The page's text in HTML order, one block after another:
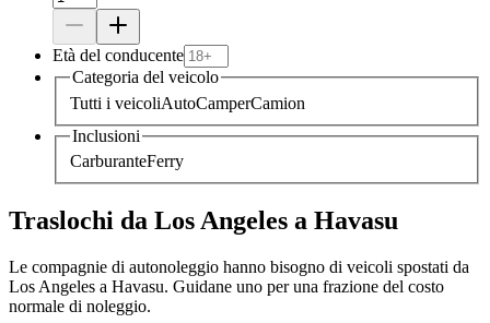
Età del conducente
Categoria del veicolo
Tutti i veicoliAutoCamperCamion
Inclusioni
CarburanteFerry
Traslochi da Los Angeles a Havasu
Le compagnie di autonoleggio hanno bisogno di veicoli spostati da
Los Angeles a Havasu. Guidane uno per una frazione del costo
normale di noleggio.